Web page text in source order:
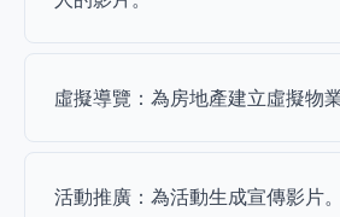
虛擬導覽：為房地產建立虛擬物業
活動推廣：為活動生成宣傳影片。